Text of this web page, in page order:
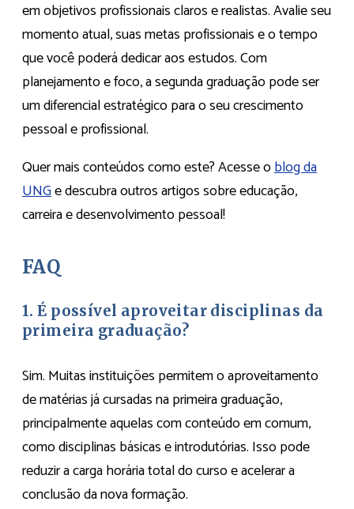
em objetivos profissionais claros e realistas. Avalie seu
momento atual, suas metas profissionais e o tempo
que você poderá dedicar aos estudos. Com
planejamento e foco, a segunda graduação pode ser
um diferencial estratégico para o seu crescimento
pessoal e profissional.
Quer mais conteúdos como este? Acesse oblog da
UNGe descubra outros artigos sobre educação,
carreira e desenvolvimento pessoal!
FAQ
1. É possível aproveitar disciplinas da
primeira graduação?
Sim. Muitas instituições permitem o aproveitamento
de matérias já cursadas na primeira graduação,
principalmente aquelas com conteúdo em comum,
como disciplinas básicas e introdutórias. Isso pode
reduzir a carga horária total do curso e acelerar a
conclusão da nova formação.